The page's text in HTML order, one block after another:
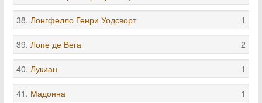
38. Лонгфелло Генри Уодсворт 1
39. Лопе де Вега 2
40. Лукиан 1
41. Мадонна 1